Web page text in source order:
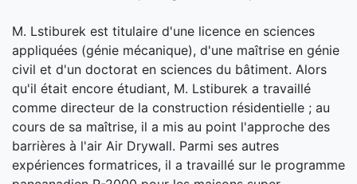
M. Lstiburek est titulaire d'une licence en sciences
appliquées (génie mécanique), d'une maîtrise en génie
civil et d'un doctorat en sciences du bâtiment. Alors
qu'il était encore étudiant, M. Lstiburek a travaillé
comme directeur de la construction résidentielle ; au
cours de sa maîtrise, il a mis au point l'approche des
barrières à l'air Air Drywall. Parmi ses autres
expériences formatrices, il a travaillé sur le programme